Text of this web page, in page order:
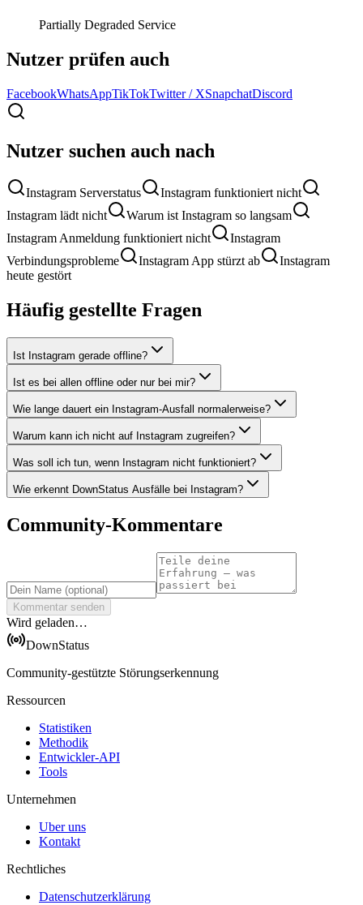
Partially Degraded Service
Nutzer prüfen auch
FacebookWhatsAppTikTokTwitter / XSnapchatDiscord
Nutzer suchen auch nach
Instagram Serverstatus
Instagram funktioniert nicht
Instagram lädt nicht
Warum ist Instagram so langsam
Instagram Anmeldung funktioniert nicht
Instagram
Verbindungsprobleme
Instagram App stürzt ab
Instagram
heute gestört
Häufig gestellte Fragen
Ist Instagram gerade offline?
Ist es bei allen offline oder nur bei mir?
Wie lange dauert ein Instagram-Ausfall normalerweise?
Warum kann ich nicht auf Instagram zugreifen?
Was soll ich tun, wenn Instagram nicht funktioniert?
Wie erkennt DownStatus Ausfälle bei Instagram?
Community-Kommentare
Kommentar senden
Wird geladen…
DownStatus
Community-gestützte Störungserkennung
Ressourcen
Statistiken
Methodik
Entwickler-API
Tools
Unternehmen
Uber uns
Kontakt
Rechtliches
Datenschutzerklärung